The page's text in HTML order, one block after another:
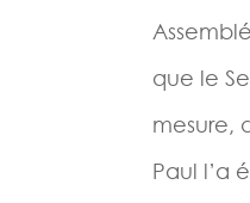
que le
mesure,
Paul l’a